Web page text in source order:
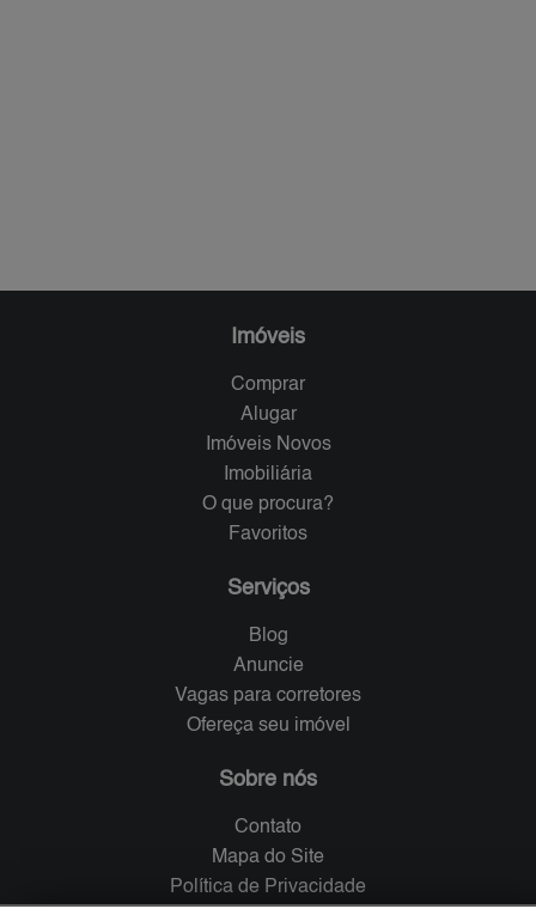
Imóveis
Comprar
Alugar
Imóveis Novos
Imobiliária
O que procura?
Favoritos
Serviços
Blog
Anuncie
Vagas para corretores
Ofereça seu imóvel
Sobre nós
Contato
Mapa do Site
Política de Privacidade